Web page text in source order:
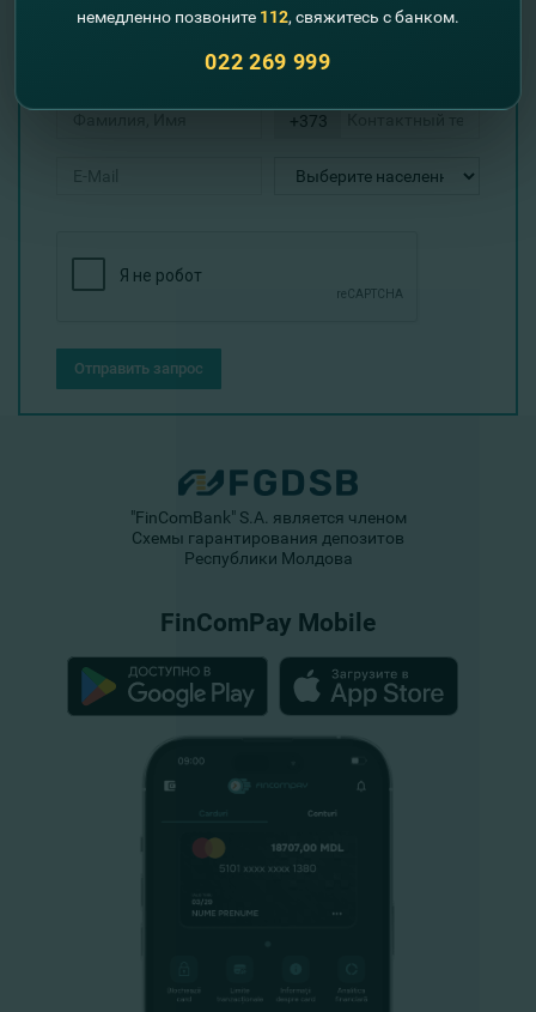
Оставьте свои контактные данные и мы
Вам перезвоним!
+373
Отправить запрос
"FinComBank" S.A. является членом
Схемы гарантирования депозитов
Республики Молдова
FinComPay Mobile
немедленно позвоните 112, свяжитесь с банком.
022 269 999